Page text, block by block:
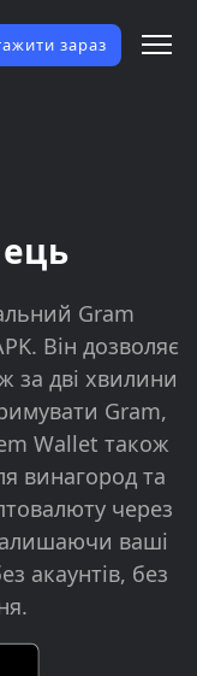
зараз
Gram
Він дозволяє
за дві хвилини
Gram,
Wallet також
винагород та
через
ваші
акаунтів, без